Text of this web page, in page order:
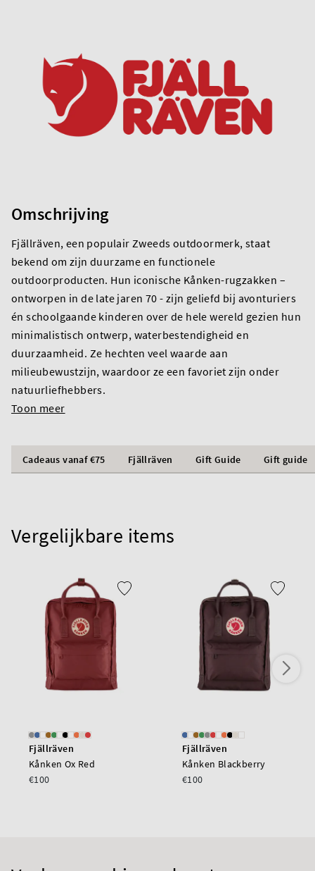
Omschrijving
Fjällräven, een populair Zweeds outdoormerk, staat
bekend om zijn duurzame en functionele
outdoorproducten. Hun iconische Kånken-rugzakken –
ontworpen in de late jaren 70 - zijn geliefd bij avonturiers
én schoolgaande kinderen over de hele wereld gezien hun
minimalistisch ontwerp, waterbestendigheid en
duurzaamheid. Ze hechten veel waarde aan
milieubewustzijn, waardoor ze een favoriet zijn onder
natuurliefhebbers.
Toon meer
Cadeaus vanaf €75 Fjällräven Gift Guide Gift guide
Vergelijkbare items
Fjällräven
Kånken Ox Red
€100
Fjällräven
Kånken Blackberry
€100